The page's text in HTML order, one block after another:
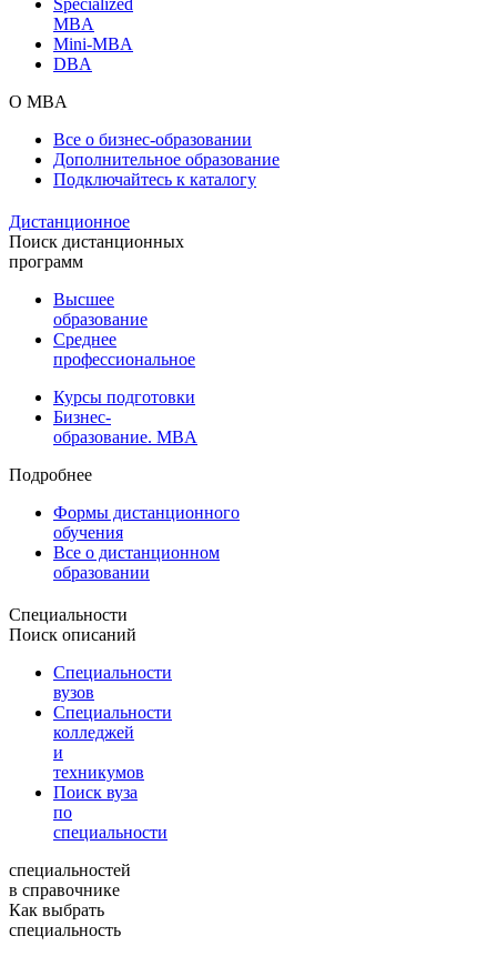
MBA
Mini-MBA
DBA
О MBA
Все о бизнес-образовании
Дополнительное образование
Подключайтесь к каталогу
Дистанционное
Поиск дистанционных
программ
Высшее
образование
Среднее
профессиональное
Курсы подготовки
Бизнес-
образование. MBA
Подробнее
Формы дистанционного
обучения
Все о дистанционном
образовании
Специальности
Поиск описаний
Специальности
вузов
Специальности
колледжей
и
техникумов
Поиск вуза
по
специальности
специальностей
в справочнике
Как выбрать
специальность